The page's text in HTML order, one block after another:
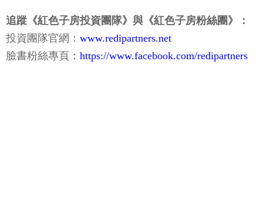
追蹤《紅色子房投資團隊》與《紅色子房粉絲團》：
投資團隊官網： www.redipartners.net
臉書粉絲專頁： https://www.facebook.com/redipartners